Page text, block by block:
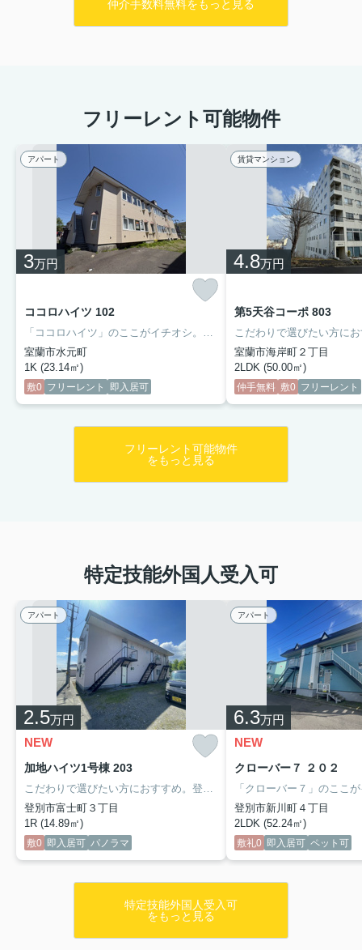
仲介手数料無料をもっと見る
フリーレント可能物件
アパート
3万円
ココロハイツ 102
「ココロハイツ」のここがイチオシ。徒歩12分の場所に室蘭市立天神小学校があります。室内設備は全室照明付き・ネット使用料不要・エアコンなどが揃っているので、快適に過ごしやすいお部屋になります。収納はシューズボックス・クロゼットなど豊富なので、広々と空間を利用することも可能です。冬季は部屋を暖かく保ちやすい南向きの物件です。
室蘭市水元町
1K (23.14㎡)
敷0 フリーレント 即入居可
賃貸マンション
4.8万円
第5天谷コーポ 803
室蘭市海岸町２丁目
2LDK (50.00㎡)
仲手無料 敷0 フリーレント
フリーレント可能物件
をもっと見る
特定技能外国人受入可
アパート
2.5万円
NEW
加地ハイツ1号棟 203
こだわりで選びたい方におすすめ。登別市エリアで住まいをお探しなら「加地ハイツ1号棟」。角部屋で人通りが少なく、防犯的にも安心です。クッションフロアなので長時間立っても足が疲れにくいので楽です。初期費用を抑えられる敷金不要のアパートです。新しい日々を送るにふさわしい、きれいな室内です。設備も充実していて住みやすい、魅力が詰まったアパートです。
登別市富士町３丁目
1R (14.89㎡)
敷0 即入居可 パノラマ
アパート
6.3万円
NEW
クローバー７ ２０２
登別市新川町４丁目
2LDK (52.24㎡)
敷礼0 即入居可 ペット可
特定技能外国人受入可
をもっと見る